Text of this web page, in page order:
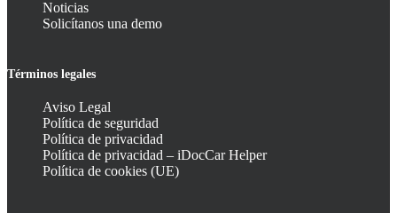
Noticias
Solicítanos una demo
Términos legales
Aviso Legal
Política de seguridad
Política de privacidad
Política de privacidad – iDocCar Helper
Política de cookies (UE)